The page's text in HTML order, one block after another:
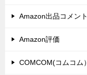
Amazon出品コメント
Amazon評価
COMCOM(コムコム）